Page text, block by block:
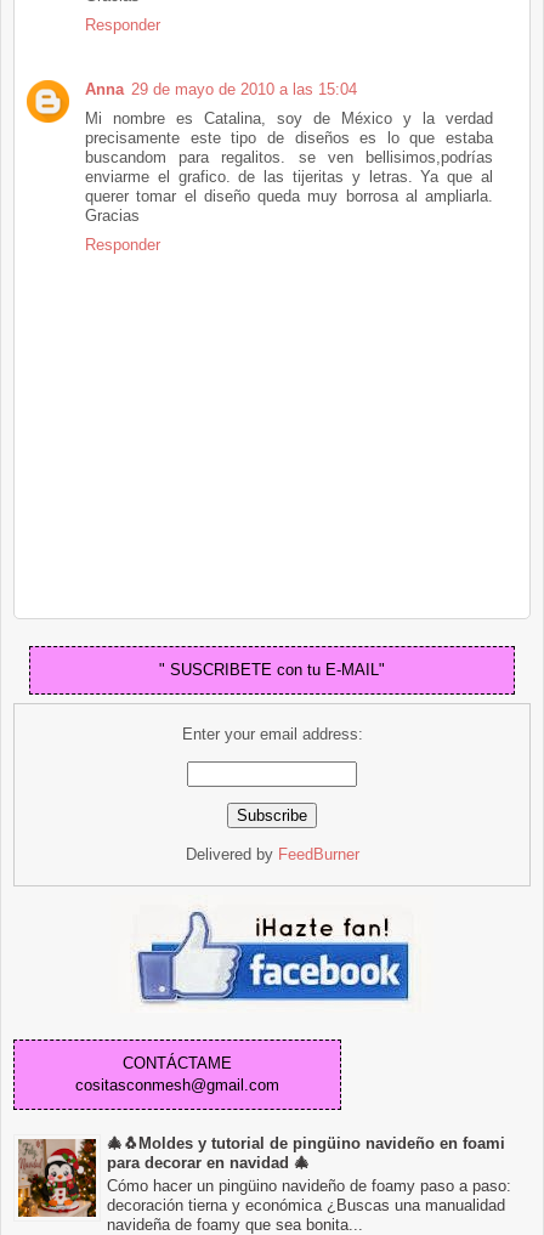
Responder
Anna 29 de mayo de 2010 a las 15:04
Mi nombre es Catalina, soy de México y la verdad
precisamente este tipo de diseños es lo que estaba
buscandom para regalitos. se ven bellisimos,podrías
enviarme el grafico. de las tijeritas y letras. Ya que al
querer tomar el diseño queda muy borrosa al ampliarla.
Gracias
Responder
" SUSCRIBETE con tu E-MAIL"
Enter your email address:
Delivered by FeedBurner
CONTÁCTAME
cositasconmesh@gmail.com
🎄🐧Moldes y tutorial de pingüino navideño en foami
para decorar en navidad 🎄
Cómo hacer un pingüino navideño de foamy paso a paso:
decoración tierna y económica ¿Buscas una manualidad
navideña de foamy que sea bonita...